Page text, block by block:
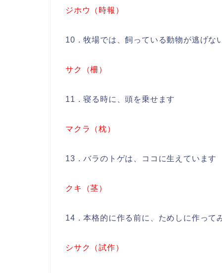
ジホウ（時報）
10．牧場では、飼っている動物が逃げな
サク（柵）
11．寝る時に、頭を乗せます
マクラ（枕）
13．バラのトゲは、ココに生えています
クキ（茎）
14．本格的に作る前に、ためしに作って
シサク（試作）